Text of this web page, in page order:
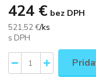
521,52 €/ks
424 € bez DPH